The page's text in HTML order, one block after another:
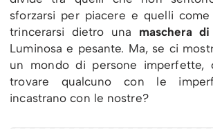
sforzarsi per piacere e quelli
trincerarsi dietro una maschera
Luminosa e pesante. Ma, se ci
un mondo di persone imperfette,
trovare qualcuno con le
incastrano con le nostre?